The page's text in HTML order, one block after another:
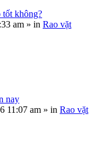
tốt không?
am » in Rao vặt
nay
11:07 am » in Rao vặt